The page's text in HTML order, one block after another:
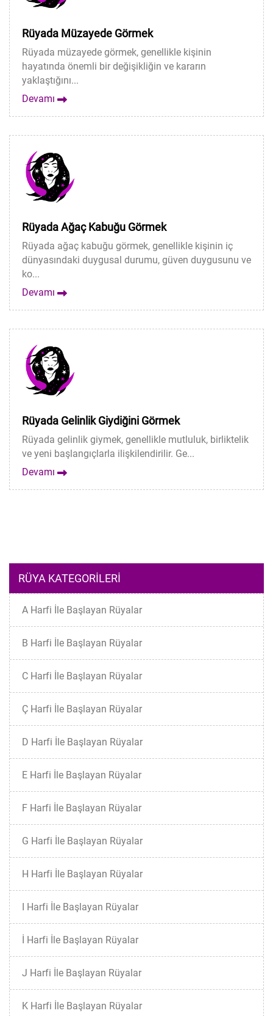
Rüyada Müzayede Görmek
Rüyada müzayede görmek, genellikle kişinin
hayatında önemli bir değişikliğin ve kararın
yaklaştığını...
Devamı
Rüyada Ağaç Kabuğu Görmek
Rüyada ağaç kabuğu görmek, genellikle kişinin iç
dünyasındaki duygusal durumu, güven duygusunu ve
ko...
Devamı
Rüyada Gelinlik Giydiğini Görmek
Rüyada gelinlik giymek, genellikle mutluluk, birliktelik
ve yeni başlangıçlarla ilişkilendirilir. Ge...
Devamı
RÜYA KATEGORILERI
A Harfi İle Başlayan Rüyalar
B Harfi İle Başlayan Rüyalar
C Harfi İle Başlayan Rüyalar
Ç Harfi İle Başlayan Rüyalar
D Harfi İle Başlayan Rüyalar
E Harfi İle Başlayan Rüyalar
F Harfi İle Başlayan Rüyalar
G Harfi İle Başlayan Rüyalar
H Harfi İle Başlayan Rüyalar
I Harfi İle Başlayan Rüyalar
İ Harfi İle Başlayan Rüyalar
J Harfi İle Başlayan Rüyalar
K Harfi İle Başlayan Rüyalar